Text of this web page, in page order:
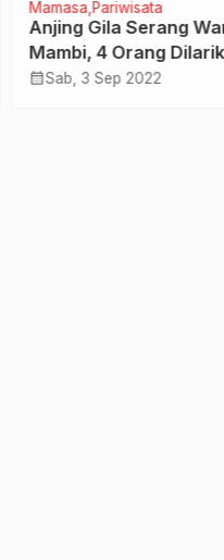
Pariwisata
Gila Serang Warga
4 Orang Dilarikan
Mamasa
3 Sep 2022